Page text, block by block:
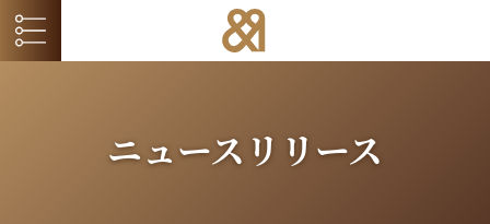
ニュースリリース